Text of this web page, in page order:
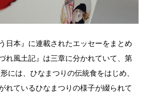
日本』に連載されたエッセーをまとめ
れ風土記』は三章に分かれていて、第
には、ひなまつりの伝統食をはじめ、
れているひなまつりの様子が綴られて